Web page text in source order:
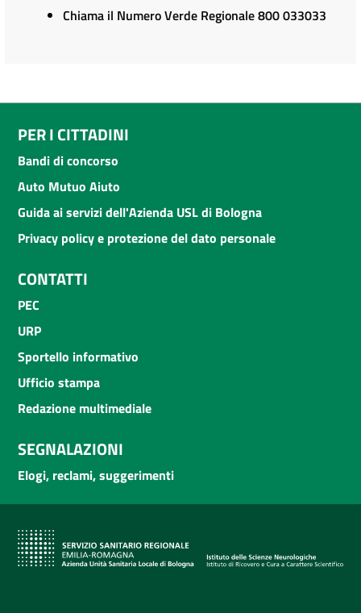
Chiama il Numero Verde Regionale 800 033033
PER I CITTADINI
Bandi di concorso
Auto Mutuo Aiuto
Guida ai servizi dell'Azienda USL di Bologna
Privacy policy e protezione del dato personale
CONTATTI
PEC
URP
Sportello informativo
Ufficio stampa
Redazione multimediale
SEGNALAZIONI
Elogi, reclami, suggerimenti